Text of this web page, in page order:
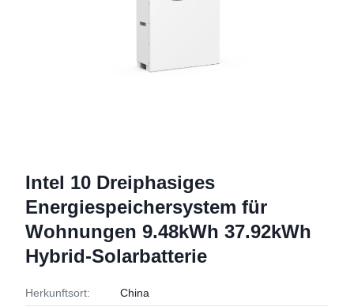
Intel 10 Dreiphasiges
Energiespeichersystem für
Wohnungen 9.48kWh 37.92kWh
Hybrid-Solarbatterie
Herkunftsort: China